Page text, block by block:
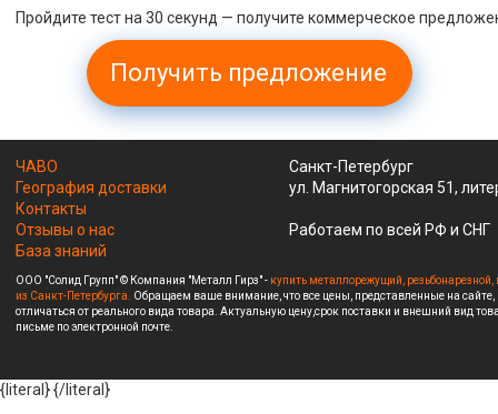
Пройдите тест на 30 секунд — получите коммерческое
Получить предложение
ЧАВО
География доставки
Контакты
Отзывы о нас
База знаний
Санкт-Петербург
ул. Магнитогорская 51,
Работаем по всей РФ и СНГ
ООО "Солид Групп" © Компания "Металл Гирз" - купить металлорежущий,
из Санкт-Петербурга. Обращаем ваше внимание, что все цены, представленные на
отличаться от реального вида товара. Актуальную цену,срок поставки и внешний вид
письме по электронной почте.
{literal}{/literal}